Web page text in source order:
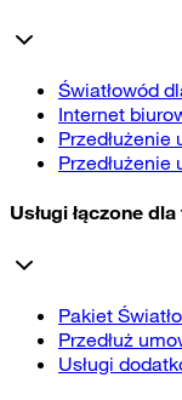
Światłowód
Internet
Przedłużenie
Usługi łączone
Pakiet
Przedłuż
Usługi